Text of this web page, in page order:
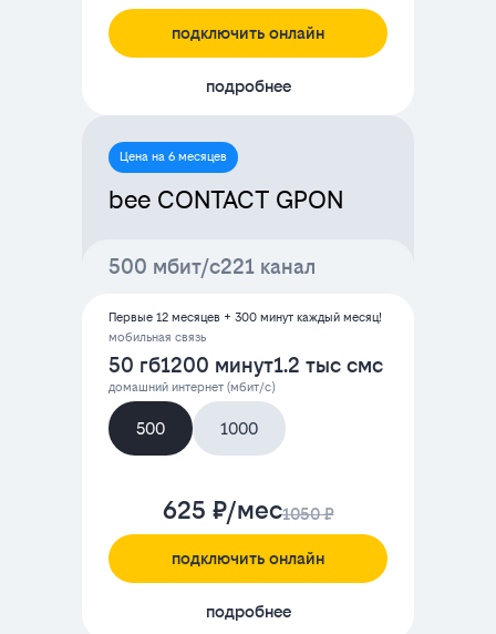
подключить онлайн
подробнее
Цена на 6 месяцев
bee CONTACT GPON
500 мбит/с221 канал
Первые 12 месяцев + 300 минут каждый месяц!
мобильная связь
50 гб1200 минут1.2 тыс смс
домашний интернет (мбит/с)
500 1000
625 ₽/мес1050 ₽
подключить онлайн
подробнее